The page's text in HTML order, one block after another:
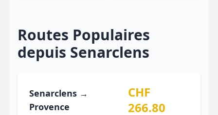
Routes Populaires
depuis Senarclens
Senarclens →
Provence
CHF
266.80